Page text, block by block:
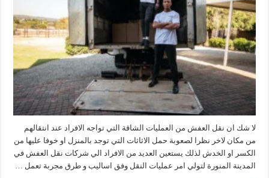
لا شك ان نقل العفش من العمليات الشاقة التي تواجه الافراد عند انتقالهم
من مكان لاخر نظرا لصعوبة حمل الاثاثات التي توجد بالمنزل او خوفا عليها من
الكسر او الخدش لذلك يستعين العديد من الافراد الي شركات نقل العفش في
المدينة المنورة لتولي امر عمليات النقل وفق اساليب و طرق مجربة تعمل …